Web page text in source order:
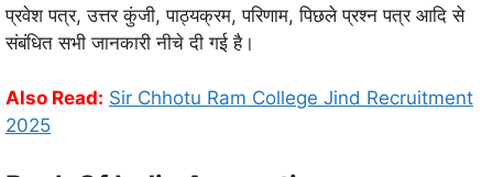
प्रवेश पत्र, उत्तर कुंजी, पाठ्यक्रम, परिणाम, पिछले प्रश्न पत्र आदि से
संबंधित सभी जानकारी नीचे दी गई है।
Also Read: Sir Chhotu Ram College Jind Recruitment
2025